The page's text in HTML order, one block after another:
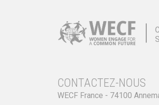
CONTACTEZ-NOUS
WECF France - 74100